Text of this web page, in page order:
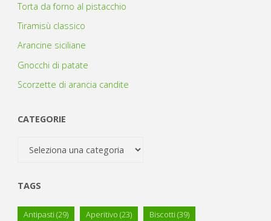
Torta da forno al pistacchio
Tiramisù classico
Arancine siciliane
Gnocchi di patate
Scorzette di arancia candite
CATEGORIE
Categorie
TAGS
Antipasti (29) Aperitivo (23) Biscotti (39)